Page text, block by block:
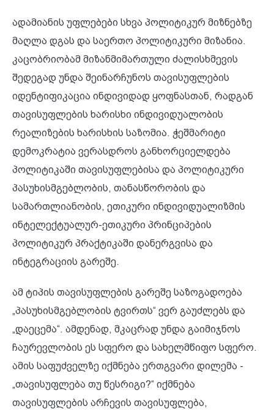
ადამიანის უფლებები სხვა პოლიტიკურ მიზნებზე
მაღლა დგას და საერთო პოლიტიკური მიზანია.
კაცობრიობამ მიზანმიმართული ძალისხმევის
შედეგად უნდა შეინარჩუნოს თავისუფლების
იდენტიფიკაცია ინდივიდად ყოფნასთან, რადგან
თავისუფლების ხარისხი ინდივიდუალობის
რეალიზების ხარისხის საზომია. ჭეშმარიტი
დემოკრატია ვერასდროს განხორციელდება
პოლიტიკაში თავისუფლებისა და პოლიტიკური
პასუხისმგებლობის, თანასწორობის და
სამართლიანობის, ეთიკური ინდივიდუალიზმის
ინტელექტუალურ-ეთიკური პრინციპების
პოლიტიკურ პრაქტიკაში დანერგვისა და
ინტეგრაციის გარეშე.
ამ ტიპის თავისუფლების გარეშე საზოგადოება
„პასუხისმგებლობის ტვირთს“ ვერ გაუძლებს და
„დაეცემა“. ამდენად, მკაცრად უნდა გაიმიჯნოს
ჩაურევლობის ეს სფერო და სახელმწიფო სფერო.
ამის საფუძველზე იქმნება ერთგვარი დილემა -
„თავისუფლება თუ წესრიგი?“ იქმნება
თავისუფლების არჩევის თავისუფლება,